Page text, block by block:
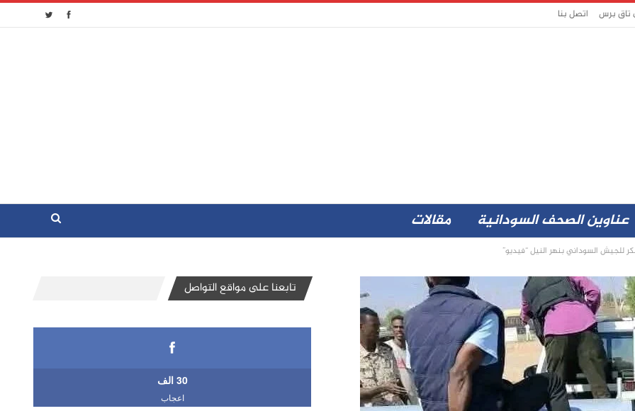
تاق برس اتصل بنا
عناوين الصحف السودانية مقالات
تابعنا على مواقع التواصل
30 الف
اعجاب